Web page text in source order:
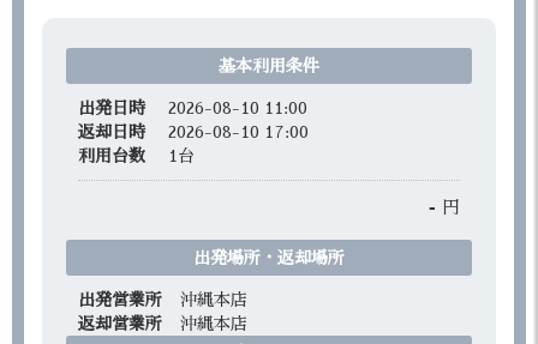
基本利用条件
出発日時
2026-08-10 11:00
返却日時
2026-08-10 17:00
利用台数
1 台
- 円
出発場所・返却場所
出発営業所
沖縄本店
返却営業所
沖縄本店